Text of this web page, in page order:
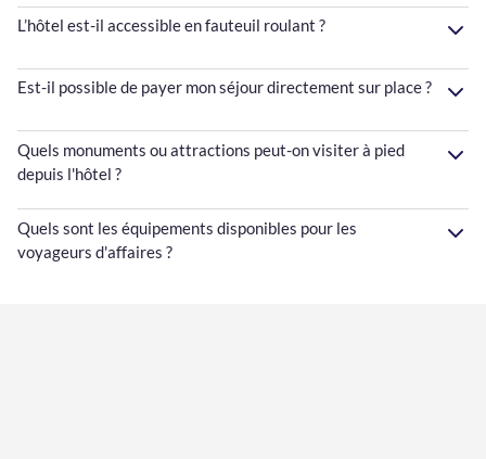
L’hôtel est-il accessible en fauteuil roulant ?
Est-il possible de payer mon séjour directement sur place ?
Quels monuments ou attractions peut-on visiter à pied
depuis l'hôtel ?
Quels sont les équipements disponibles pour les
voyageurs d'affaires ?